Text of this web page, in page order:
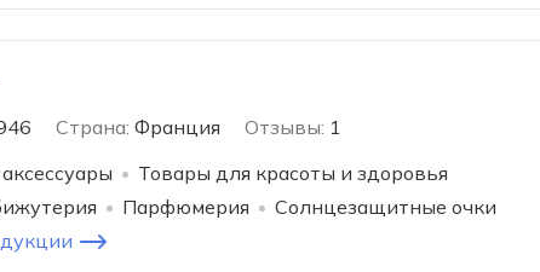
Страна: Франция Отзывы: 1
Товары для красоты и здоровья
Парфюмерия
Солнцезащитные очки